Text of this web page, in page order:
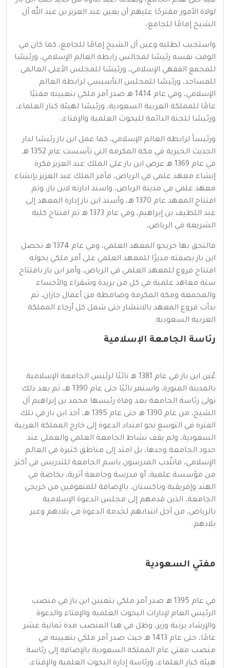
لولاة الأمور مقترحًا عليهم أن يعين عبد العزيز بن عبد الله آل
الشيخ إمامًا للجامع،
واستجيب لطلبه وعين آل الشيخ إمامًا للجامع، كما كان في
الوقت نفسه رئيسًا لمجالس رابطة العالم الإسلامي، ورئيسًا
للمجمع الفقهي الإسلامي، ورئيسًا للمجلس الأعلى العالمي
للمساجد، ورئيسًا للمجلس التأسيسي لرابطة العالم
الإسلامي، وفي عام 1414 هـ صدر أمر ملكي بتعيينه مفتيًا
عامًا للمملكة العربية السعودية، ورئيسًا لهيئة كبار العلماء،
ورئيسًا للجنة الدائمة للبحوث العلمية والإفتاء،
ورئيساً لرابطة العالم الإسلامي، كما عمل ابن باز رئيسًا لدار
الحديث الخيرية في مكة المكرمة التي تأسست عام 1352 هـ.
في عام 1369 هـ عرض ابن باز على الملك عبد العزيز فكرة
إنشاء معهد علمي في الرياض، فأمر الملك عبد العزيز بإنشاء
معهد علمي في مدينة الرياض، واسند ادارته لابن باز، وتم
افتتاح المعهد عام 1370 هـ، وأسند ابن باز إدارة المعهد إلى
عبد اللطيف بن إبراهيم، وفي عام 1373 هـ تم افتتاح كلية
الشريعة في الرياض،
فالتحق بها خريجو المعهد العلمي، وفي عام 1374 هـ تحصل
ابن باز بصفته مديرًا للمعهد العلمي على أمر ملكي يخوله
افتتاح فروع للمعهد العلمي في الرياض، وأمر ابن باز بافتتاح
ستة معاهد علمية في كل من بريدة وشقراء والأحساء
والمجمعة ومكة المكرمة وصامطة من أعمال جازان، ثم
بدأت فروع المعهد بالانتشار حتى شمل كل أرجاء المملكة
العربية السعودية.
رئاسة الجامعة الإسلامية
عُين ابن باز في عام 1381 هـ نائبًا لرئيس الجامعة الإسلامية
بالمدينة المنورة، واستمر نائبًا حتى عام 1390 هـ، ثم بعد ذلك
تولى رئاسة الجامعة بعد وفاة رئيسها محمد بن إبراهيم آل
الشيخ، من عام 1390 هـ حتى عام 1395 هـ، أخذ ابن باز في تلك
الفترة في التوسع نحو امتداد الدعوة إلى خارج المملكة العربية
السعودية، ولم يقف نشاط الجامعة العلمي والعملي عند
حدود الجامعة وحدها، بل امتد إلى مناطق كثيرة في العالم
الإسلامي، فانتُدب المدرسون باسم الجامعة للتدريس في أكثر
من مؤسسة علمية، أو مدرسة وجامعة أثرية، بخاصة في
الهند وإفريقية وباكستان، بالإضافة للمتفوقين من خريجي
الجامعة، الذين قدمهم إلى مجلس الدعوة الإسلامية
بالرياض، من أجل انتدابهم لخدمة الدعوة في بلادهم وغير
بلادهم.
مفتي السعودية
في عام 1395 هـ صدر أمر ملكي بتعيين ابن باز في منصب
الرئيس العام لإدارات البحوث العلمية والإفتاء والدعوة
والإرشاد برتبة وزير، وظل في هذا المنصب مدة ثمانية عشر
عامًا، حتى عام 1413 هـ حيث صدر أمر ملكي بتعيينه في
منصب مفتي عام المملكة السعودية بالإضافة إلى رئاسة
هيئة كبار العلماء، ورئاسة إدارة البحوث العلمية والإفتاء،